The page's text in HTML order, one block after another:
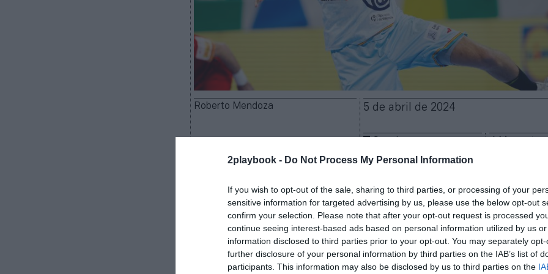
2playbook - Do Not Process My Personal Information
If you wish to opt-out of the sale, sharing to third parties, or processing of your
sensitive information for targeted advertising by us, please use the below opt-out
confirm your selection. Please note that after your opt-out request is processed
continue seeing interest-based ads based on personal information utilized by us
information disclosed to third parties prior to your opt-out. You may separately
further disclosure of your personal information by third parties on the IAB’s list of
participants. This information may also be disclosed by us to third parties on the
Roberto Mendoza 5 de abril de 2024
técnico. Select Sport, marca danesa de artículos deportivos, ha
acuerdo para seguir como balón de las competiciones oficiales de
Federación. Se trata de una alianza que comenzó en 2016 y se
hasta 2028. Los términos económicos del acuerdo no han
como parte del mismo, Select también continuará como proveedor
resina para los torneos europeos a través de su marca